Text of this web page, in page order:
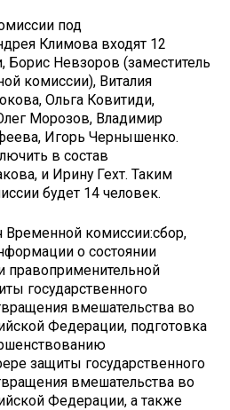
под
Климова входят 12
Борис Невзоров (заместитель
комиссии), Виталия
Ольга Ковитиди,
Морозов, Владимир
Игорь Чернышенко.
в состав
и Ирину Гехт. Таким
будет 14 человек.
комиссии:сбор,
о состоянии
правоприменительной
государственного
вмешательства во
Федерации, подготовка
защиты государственного
вмешательства во
Федерации, а также